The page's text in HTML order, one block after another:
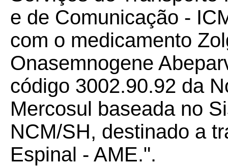
e de Comunicação -
com o medicamento
Onasemnogene
código 3002.90.92 da
Mercosul baseada no
NCM/SH, destinado a
Espinal - AME.".